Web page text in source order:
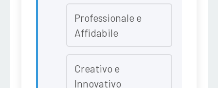
Professionale e
Affidabile
Creativo e
Innovativo